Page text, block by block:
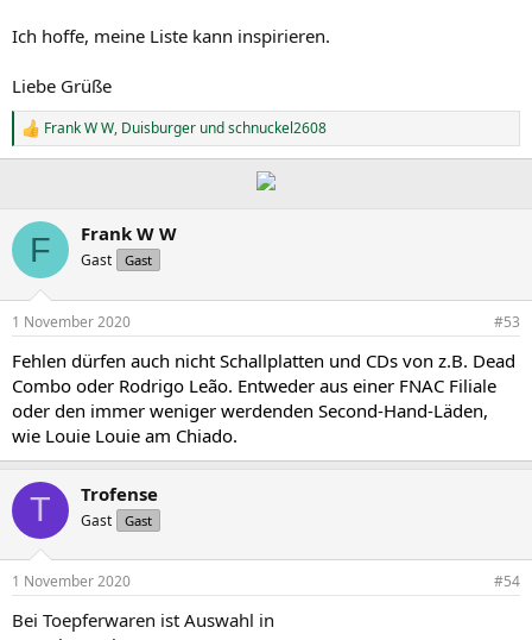
Ich hoffe, meine Liste kann inspirieren.
Liebe Grüße
R
e
i
n
n
Frank W W, Duisburger undschnuckel2608
F Frank W W
Gast Gast
1 November 2020 #53
Fehlen dürfen auch nicht Schallplatten und CDs von z.B. Dead
Combo oder Rodrigo Leão. Entweder aus einer FNAC Filiale
oder den immer weniger werdenden Second-Hand-Läden,
wie Louie Louie am Chiado.
T Trofense
Gast Gast
1 November 2020 #54
Bei Toepferwaren ist Auswahl in